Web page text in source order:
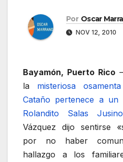
Por Oscar
NOV 12, 2010
Bayamón, Puerto Rico–
la misteriosa
Cataño pertenece a
Rolandito Salas Jusino
Vázquez dijo sentirse
por no haber
hallazgo a los